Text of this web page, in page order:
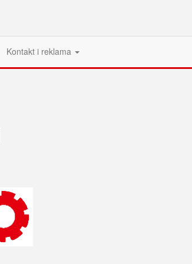
Kontakt i reklama